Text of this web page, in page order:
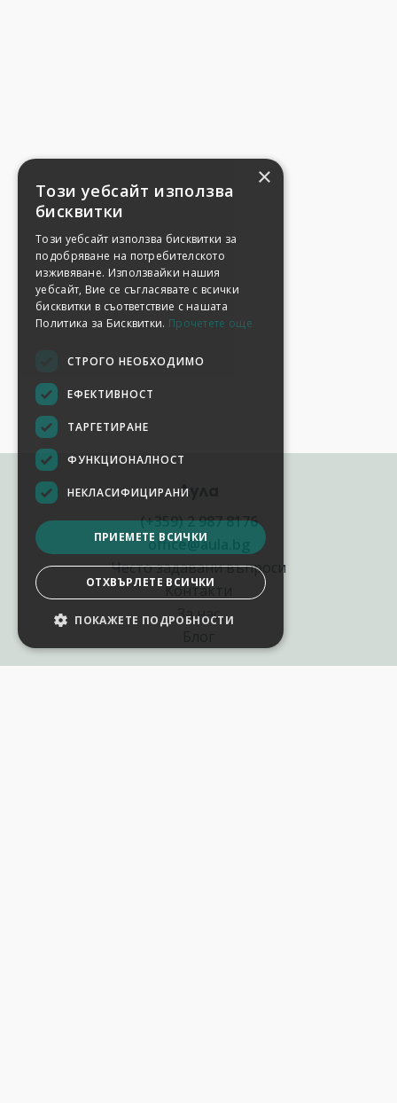
Аула
(+359) 2 987 8176
office@aula.bg
Често задавани въпроси
Контакти
За нас
×
Този уебсайт използва
бисквитки
Този уебсайт използва бисквитки за
подобряване на потребителското
изживяване. Използвайки нашия
уебсайт, Вие се съгласявате с всички
бисквитки в съответствие с нашата
Политика за Бисквитки. Прочетете още
СТРОГО НЕОБХОДИМО
ЕФЕКТИВНОСТ
ТАРГЕТИРАНЕ
ФУНКЦИОНАЛНОСТ
НЕКЛАСИФИЦИРАНИ
ПРИЕМЕТЕ ВСИЧКИ
ОТХВЪРЛЕТЕ ВСИЧКИ
ПОКАЖЕТЕ ПОДРОБНОСТИ